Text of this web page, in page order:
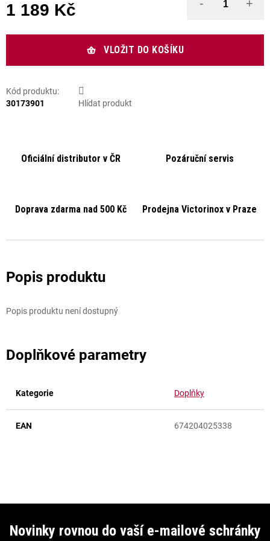
1 189 Kč
VLOŽIT DO KOŠÍKU
Kód produktu:
30173901
Hlídat produkt
Oficiální distributor v ČR Pozáruční servis
Doprava zdarma nad 500 Kč Prodejna Victorinox v Praze
Popis produktu není dostupný
Doplňkové parametry
Kategorie Doplňky
EAN 674204025338
Novinky rovnou do vaší e-mailové schránky